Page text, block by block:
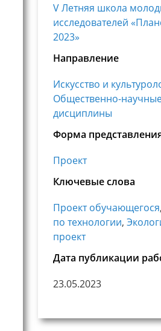
V Летняя школа
исследователей
2023»
Направление
Искусство и
Общественно-
дисциплины
Форма
Проект
Ключевые слова
Проект обучающегося,
по технологии,
проект
Дата публикации
23.05.2023